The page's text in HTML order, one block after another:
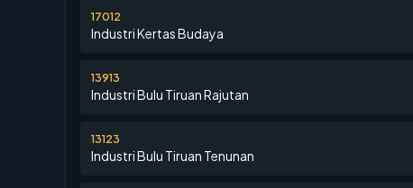
17012
Industri Kertas Budaya
13913
Industri Bulu Tiruan Rajutan
13123
Industri Bulu Tiruan Tenunan